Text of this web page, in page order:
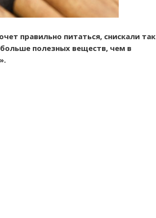
правильно питаться, снискали так
полезных веществ, чем в